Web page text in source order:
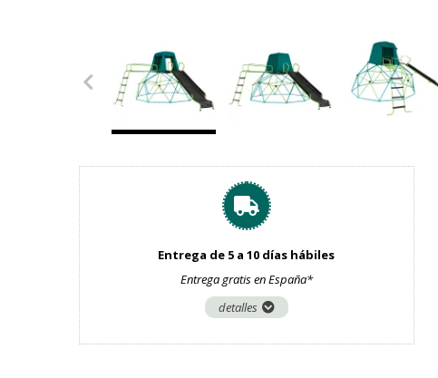
Entrega de 5 a 10 días hábiles
Entrega gratis en España*
detalles